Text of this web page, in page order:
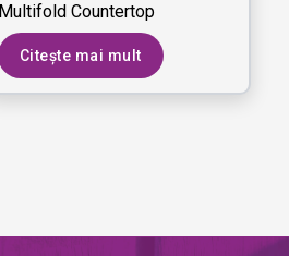
Multifold Countertop
Citește mai mult